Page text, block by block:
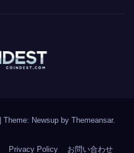
Theme: Newsup by Themeansar.
Privacy Policy お問い合わせ